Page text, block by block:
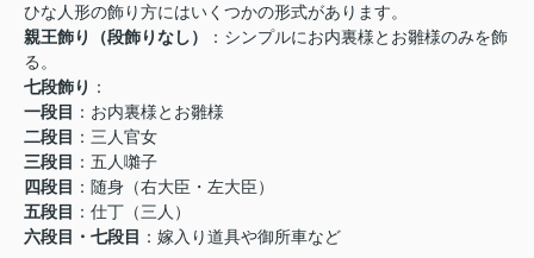
ひな人形の飾り方にはいくつかの形式があります。
親王飾り（段飾りなし）
：シンプルにお内裏様とお雛様のみを飾
る。
七段飾り ：
一段目 ：お内裏様とお雛様
二段目 ：三人官女
三段目 ：五人囃子
四段目 ：随身（右大臣・左大臣）
五段目 ：仕丁（三人）
六段目・七段目 ：嫁入り道具や御所車など